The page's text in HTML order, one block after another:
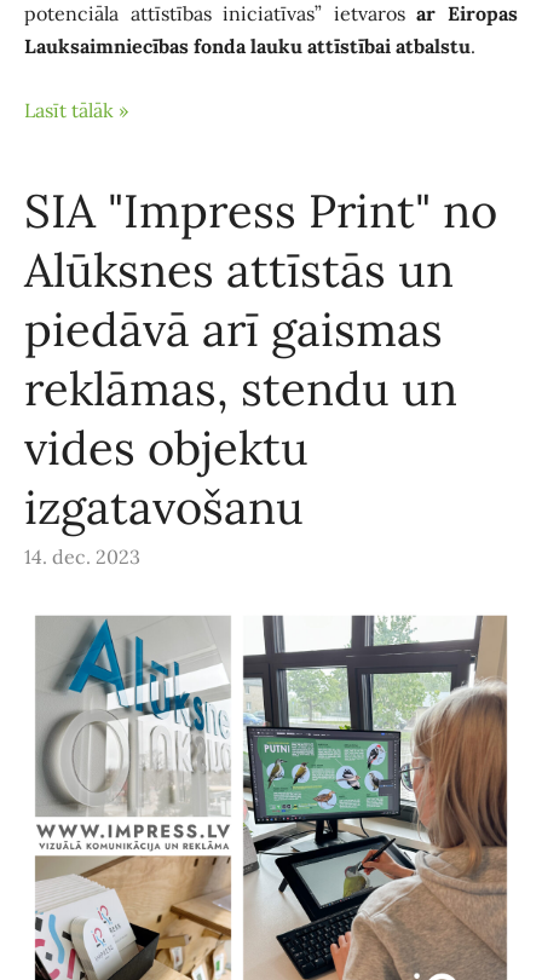
potenciāla attīstības iniciatīvas” ietvarosar Eiropas
Lauksaimniecības fonda lauku attīstībai atbalstu.
Lasīt tālāk »
SIA "Impress Print" no
Alūksnes attīstās un
piedāvā arī gaismas
reklāmas, stendu un
vides objektu
izgatavošanu
14. dec. 2023